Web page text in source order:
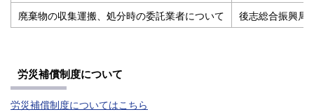
廃棄物の収集運搬、処分時の委託業者について
後志総合振興局
労災補償制度について
労災補償制度についてはこちら